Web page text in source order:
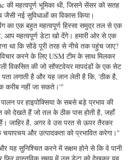
की महत्वपूर्ण भूमिका थी, जिसने सेंसर को सतह
नई सुविधाओं का विकास किया।
का एक बहुत महत्वपूर्ण हिस्सा समुद्र तल से एक
आप महत्वपूर्ण डेटा खो देंगे। हमारी ओर से एक
था कि सोंडे पूरी तरह से नीचे तक पहुंच जाए?
करने के लिए USM टीम के साथ मिलकर
विकसित की जो सॉफ्टवेयर मापदंडों के एक सेट
लगाती है और यह जान लेती है कि, 'ठीक है,
करीब नहीं जा सकते।'"
पर हाइपोक्सिया के सबसे बड़े प्रभाव की
को देखते हैं जो तल के ठीक पास होती है, जहाँ
जाहिर है, अगर वे उस परत से ऊपर तैरकर
और उत्पादकता को प्रभावित करेगा।"
यह सुनिश्चित करने में सक्षम होने से कि वे पानी
फिर वास्तविक समय में उस डेटा को देखकर यह